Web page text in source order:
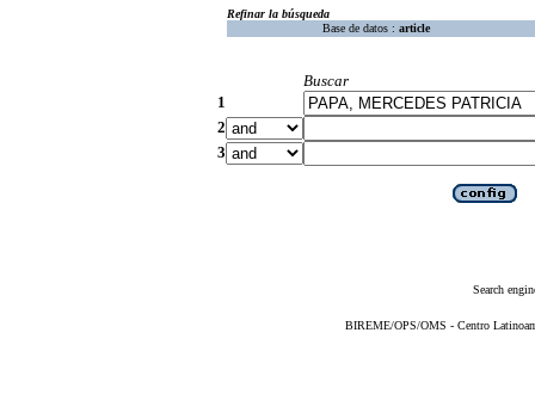
Refinar la búsqueda
Base de datos : article
Buscar
1
2
3
Search
BIREME/OPS/OMS - Centro